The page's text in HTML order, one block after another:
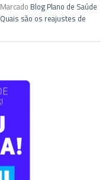
Marcado Blog Plano de Saúde
Quais são os reajustes de